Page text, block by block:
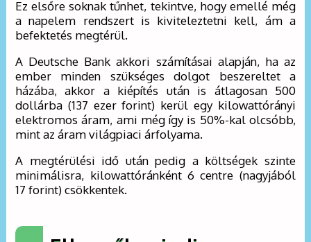
Ez elsőre soknak tűnhet, tekintve, hogy emellé még
a napelem rendszert is kiviteleztetni kell, ám a
befektetés megtérül.
A Deutsche Bank akkori számításai alapján, ha az
ember minden szükséges dolgot beszereltet a
házába, akkor a kiépítés után is átlagosan 500
dollárba (137 ezer forint) kerül egy kilowattórányi
elektromos áram, ami még így is 50%-kal olcsóbb,
mint az áram világpiaci árfolyama.
A megtérülési idő után pedig a költségek szinte
minimálisra, kilowattóránként 6 centre (nagyjából
17 forint) csökkentek.